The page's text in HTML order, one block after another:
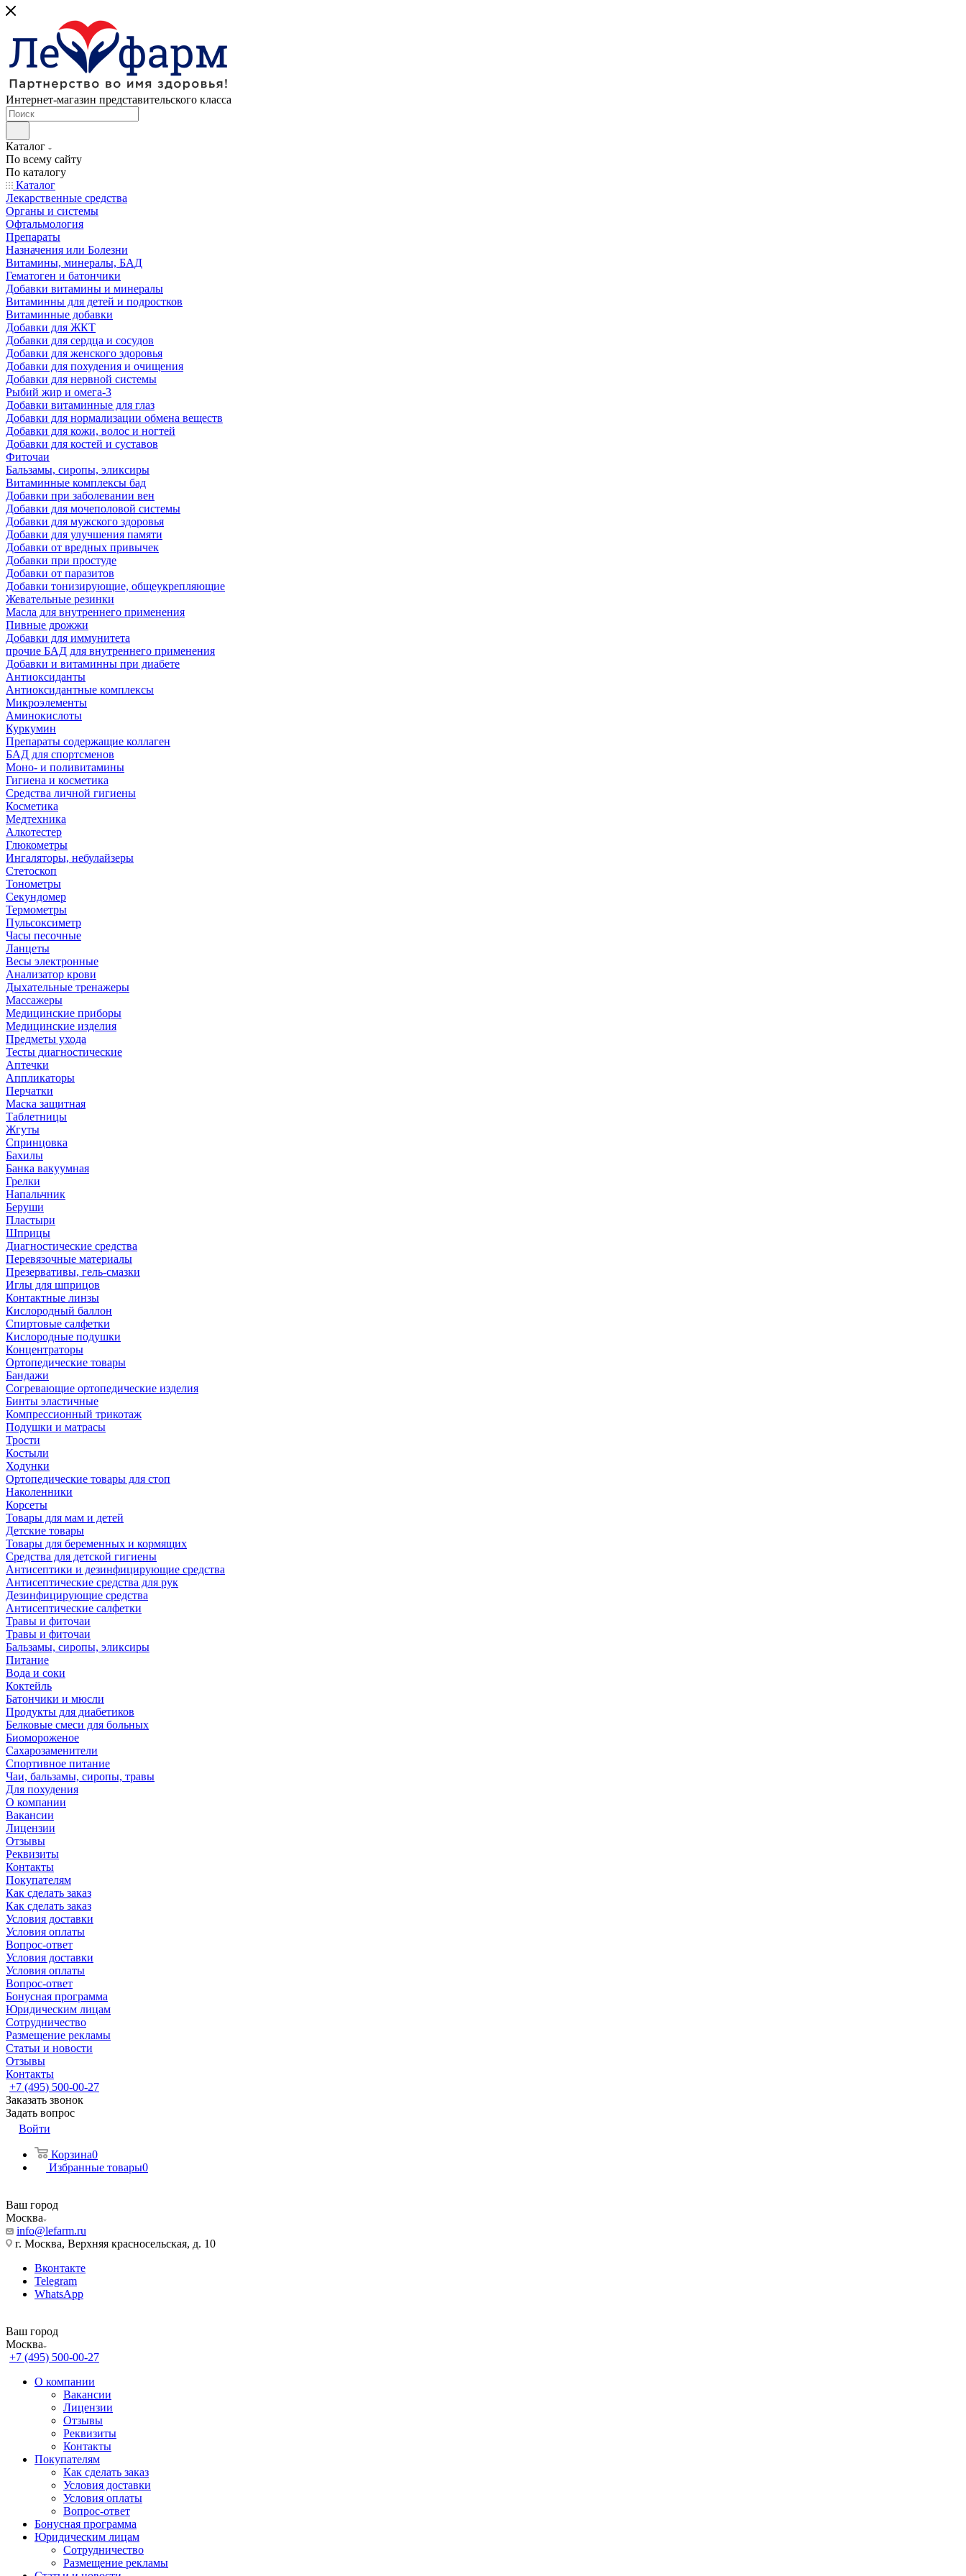
Интернет-магазин представительского класса
Каталог
По всему сайту
По каталогу
Каталог
Лекарственные средства
Органы и системы
Офтальмология
Препараты
Назначения или Болезни
Витамины, минералы, БАД
Гематоген и батончики
Добавки витамины и минералы
Витаминны для детей и подростков
Витаминные добавки
Добавки для ЖКТ
Добавки для сердца и сосудов
Добавки для женского здоровья
Добавки для похудения и очищения
Добавки для нервной системы
Рыбий жир и омега-3
Добавки витаминные для глаз
Добавки для нормализации обмена веществ
Добавки для кожи, волос и ногтей
Добавки для костей и суставов
Фиточаи
Бальзамы, сиропы, эликсиры
Витаминные комплексы бад
Добавки при заболевании вен
Добавки для мочеполовой системы
Добавки для мужского здоровья
Добавки для улучшения памяти
Добавки от вредных привычек
Добавки при простуде
Добавки от паразитов
Добавки тонизирующие, общеукрепляющие
Жевательные резинки
Масла для внутреннего применения
Пивные дрожжи
Добавки для иммунитета
прочие БАД для внутреннего применения
Добавки и витаминны при диабете
Антиоксиданты
Антиоксидантные комплексы
Микроэлементы
Аминокислоты
Куркумин
Препараты содержащие коллаген
БАД для спортсменов
Моно- и поливитамины
Гигиена и косметика
Средства личной гигиены
Косметика
Медтехника
Алкотестер
Глюкометры
Ингаляторы, небулайзеры
Стетоскоп
Тонометры
Секундомер
Термометры
Пульсоксиметр
Часы песочные
Ланцеты
Весы электронные
Анализатор крови
Дыхательные тренажеры
Массажеры
Медицинские приборы
Медицинские изделия
Предметы ухода
Тесты диагностические
Аптечки
Аппликаторы
Перчатки
Маска защитная
Таблетницы
Жгуты
Спринцовка
Бахилы
Банка вакуумная
Грелки
Напальчник
Беруши
Пластыри
Шприцы
Диагностические средства
Перевязочные материалы
Презервативы, гель-смазки
Иглы для шприцов
Контактные линзы
Кислородный баллон
Спиртовые салфетки
Кислородные подушки
Концентраторы
Ортопедические товары
Бандажи
Согревающие ортопедические изделия
Бинты эластичные
Компрессионный трикотаж
Подушки и матрасы
Трости
Костыли
Ходунки
Ортопедические товары для стоп
Наколенники
Корсеты
Товары для мам и детей
Детские товары
Товары для беременных и кормящих
Средства для детской гигиены
Антисептики и дезинфицирующие средства
Антисептические средства для рук
Дезинфицирующие средства
Антисептические салфетки
Травы и фиточаи
Травы и фиточаи
Бальзамы, сиропы, эликсиры
Питание
Вода и соки
Коктейль
Батончики и мюсли
Продукты для диабетиков
Белковые смеси для больных
Биомороженое
Сахарозаменители
Спортивное питание
Чаи, бальзамы, сиропы, травы
Для похудения
О компании
Вакансии
Лицензии
Отзывы
Реквизиты
Контакты
Покупателям
Как сделать заказ
Как сделать заказ
Условия доставки
Условия оплаты
Вопрос-ответ
Условия доставки
Условия оплаты
Вопрос-ответ
Бонусная программа
Юридическим лицам
Сотрудничество
Размещение рекламы
Статьи и новости
Отзывы
Контакты
+7 (495) 500-00-27
Заказать звонок
Задать вопрос
Войти
Корзина0
Избранные товары0
Ваш город
Москва
info@lefarm.ru
г. Москва, Верхняя красносельская, д. 10
Вконтакте
Telegram
WhatsApp
Ваш город
Москва
+7 (495) 500-00-27
О компании
Вакансии
Лицензии
Отзывы
Реквизиты
Контакты
Покупателям
Как сделать заказ
Условия доставки
Условия оплаты
Вопрос-ответ
Бонусная программа
Юридическим лицам
Сотрудничество
Размещение рекламы